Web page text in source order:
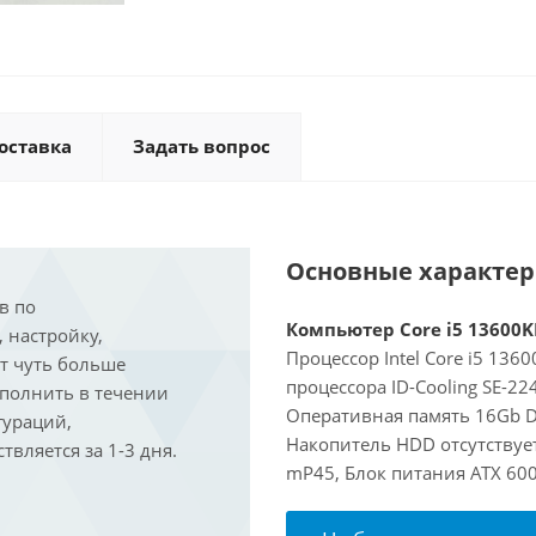
Задать вопрос
по
чуть больше
в течении
за 1-3 дня.
Основные
Компьютер Core i5
Процессор Intel Core i5
процессора ID-Cooling SE-
Оперативная память 16Gb
Накопитель HDD
mP45, Блок питания ATX